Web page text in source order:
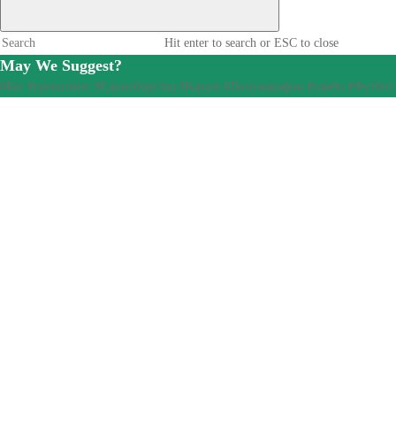
Hit enter to search or ESC to close
May We Suggest?
#Бег #грепплинг #Единоборства #Карате #Полумарафон #самбо #Футбол